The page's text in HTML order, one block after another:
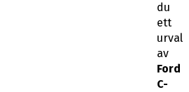
du
ett
urval
av
Ford
C-